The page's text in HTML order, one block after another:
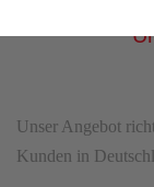
Unser Angebot
Kunden in